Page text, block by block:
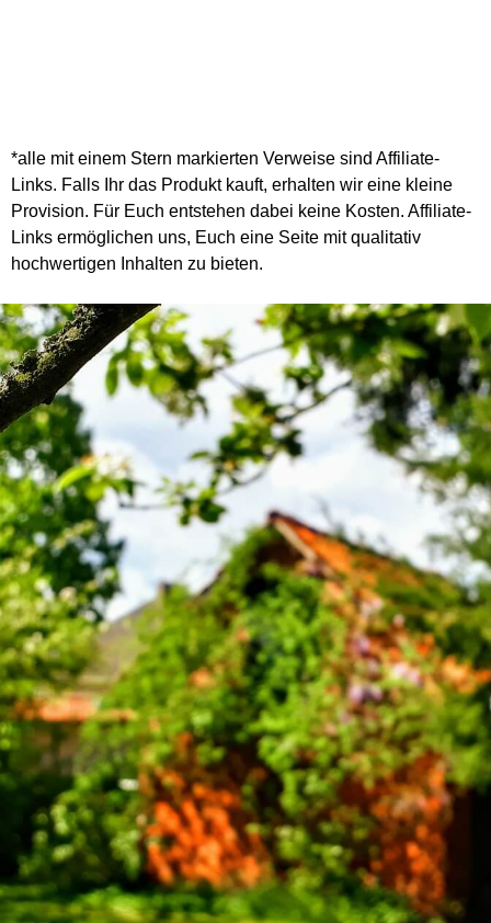
*alle mit einem Stern markierten Verweise sind Affiliate-
Links. Falls Ihr das Produkt kauft, erhalten wir eine kleine
Provision. Für Euch entstehen dabei keine Kosten. Affiliate-
Links ermöglichen uns, Euch eine Seite mit qualitativ
hochwertigen Inhalten zu bieten.